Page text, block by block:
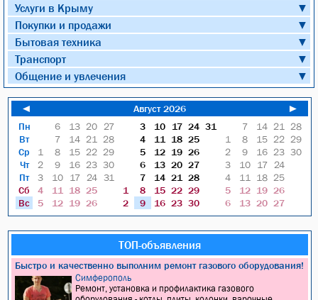
Услуги в Крыму ▼
Покупки и продажи ▼
Бытовая техника ▼
Транспорт ▼
Общение и увлечения ▼
◄ Август 2026
►
Пн
Вт
Ср
Чт
Пт
Сб
Вс
6 13 20
27
7
14 21
28
1
8 15 22 29
2
9 16 23 30
3
10 17 24 31
4
11 18 25
5
12 19 26
3 10 17 24 31
4
11 18 25
5
12 19 26
6
13 20 27
7
14 21
28
1
8 15 22 29
2
9 16 23 30
7 14 21
28
1
8 15 22 29
2
9 16 23 30
3
10 17
24
4
11 18 25
5
12 19 26
6
13 20 27
ТОП-объявления
Быстро и качественно выполним ремонт газового оборудования!
Симферополь
Ремонт, установка и профилактика газового